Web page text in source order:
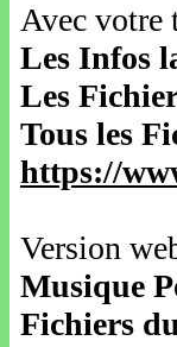
Avec
Les Infos
Les
Tous les
https://
Version
Musique
Fichiers